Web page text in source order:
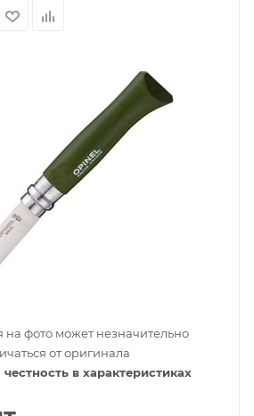
на фото может незначительно
от оригинала
в характеристиках